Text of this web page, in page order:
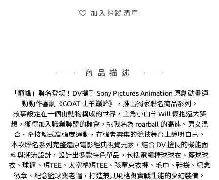
加入追蹤清單
商品描述
「巔峰」聯名登場！DV攜手 Sony Pictures Animation 原創動畫運
動動作喜劇《GOAT 山羊巔峰》，推出獨家聯名商品系列。
故事設定在一個由動物構成的世界，主角小山羊 Will 懷抱遠大夢
想，獲得加入職業聯盟的機會，挑戰名為 roarball 的高速、男女混
合、全接觸式高強度運動，在強者雲集的競技舞台上證明自己。
本次聯名系列完整還原電影經典視覺元素，結合 DV 擅長的機能面
料與潮流設計，設計出多款特色單品，包括電繡棒球球衣、籃球球
衣、球褲、短TEE、太空棉短TEE、孩童束衣褲、毛巾、鞋袋、紀念
徽章、紀念籃球與老帽，打造兼具風格與實戰性能的夢幻裝備。